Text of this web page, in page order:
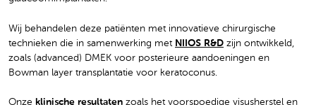
Wij behandelen deze patiënten met innovatieve chirurgische
technieken die in samenwerking met NIIOS R&D zijn ontwikkeld,
zoals (advanced) DMEK voor posterieure aandoeningen en
Bowman layer transplantatie voor keratoconus.
Onze klinische resultaten zoals het voorspoedige visusherstel en